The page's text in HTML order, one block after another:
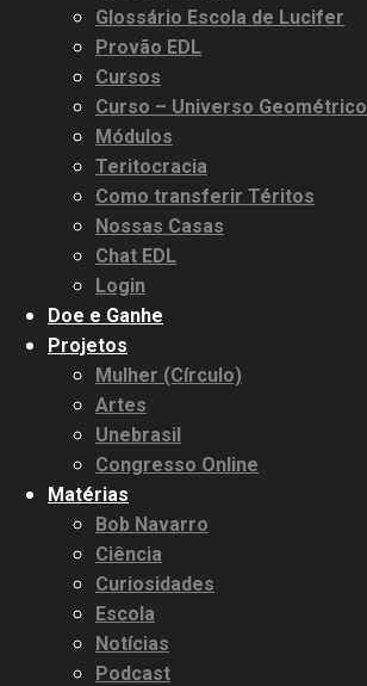
Glossário Escola de Lucifer
Provão EDL
Cursos
Curso – Universo Geométrico
Módulos
Teritocracia
Como transferir Téritos
Nossas Casas
Chat EDL
Login
Doe e Ganhe
Projetos
Mulher (Círculo)
Artes
Unebrasil
Congresso Online
Matérias
Bob Navarro
Ciência
Curiosidades
Escola
Notícias
Podcast